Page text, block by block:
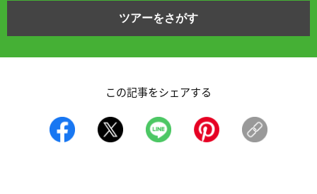
ツアーをさがす
この記事をシェアする